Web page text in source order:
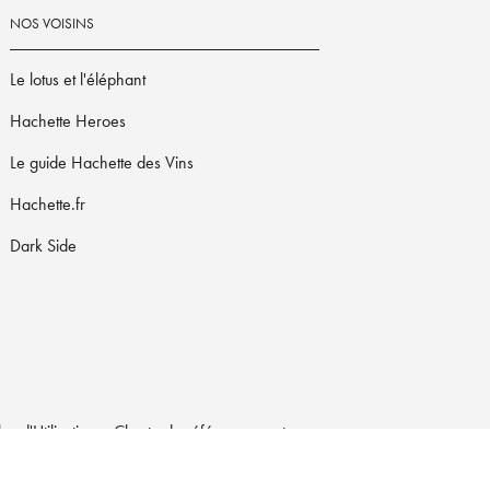
NOS VOISINS
Le lotus et l'éléphant
Hachette Heroes
Le guide Hachette des Vins
Hachette.fr
Dark Side
d'Utilisation Charte de référencement